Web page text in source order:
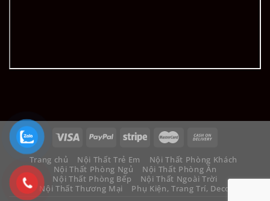
Trang chủ Nội Thất Trẻ Em
Nội Thất Phòng Khách
Nội Thất Phòng Ngủ
Nội Thất Phòng Ăn
Nội Thất Phòng Bếp
Nội Thất Ngoài Trời
Nội Thất Thương Mại
Phụ Kiện, Trang Trí, Decor